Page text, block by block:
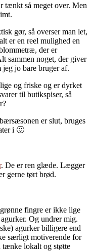
tænkt så meget over. Men
gør, så overser man let,
er en reel mulighed en
der er
sammen noget, der giver
jo bare bruger af.
og friske og er dyrket
til butikspiser, så
er slut, bruges
i 🙂
. De er ren glæde. Lægger
gerne tørt brød.
fingre er ikke lige
Og undrer mig.
agurker billigere end
særligt motiverende for
lokalt og støtte